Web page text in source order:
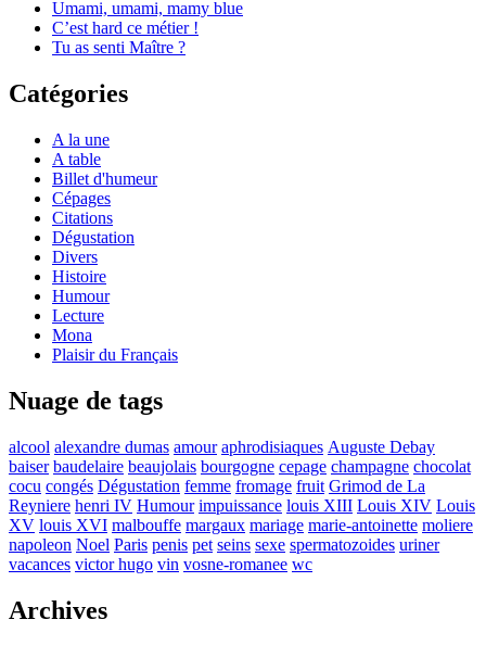
Umami, umami, mamy blue
C’est hard ce métier !
Tu as senti Maître ?
Catégories
A la une
A table
Billet d'humeur
Cépages
Citations
Dégustation
Divers
Histoire
Humour
Lecture
Mona
Plaisir du Français
Nuage de tags
alcool alexandre dumas amour aphrodisiaques Auguste Debay
baiser baudelaire beaujolais bourgogne cepage champagne chocolat
cocu congés Dégustation femme fromage fruit Grimod de La
Reyniere henri IV Humour impuissance louis XIII Louis XIV Louis
XV louis XVI malbouffe margaux mariage marie-antoinette moliere
napoleon Noel Paris penis pet seins sexe spermatozoides uriner
vacances victor hugo vin vosne-romanee wc
Archives